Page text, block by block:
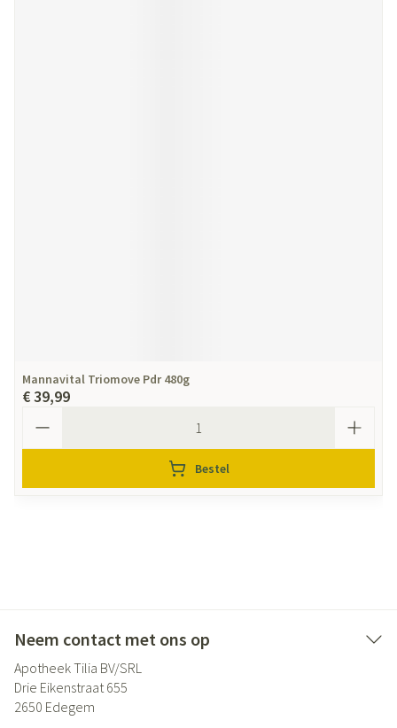
Mannavital Triomove Pdr 480g
€ 39,99
Bestel
Neem contact met ons op
Apotheek Tilia BV/SRL
Drie Eikenstraat 655
2650 Edegem